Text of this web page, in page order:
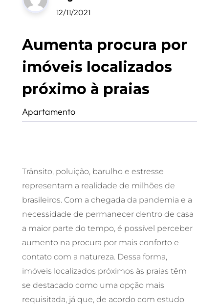
12/11/2021
Aumenta procura por
imóveis localizados
próximo à praias
Apartamento
Trânsito, poluição, barulho e estresse
representam a realidade de milhões de
brasileiros. Com a chegada da pandemia e a
necessidade de permanecer dentro de casa
a maior parte do tempo, é possível perceber
aumento na procura por mais conforto e
contato com a natureza. Dessa forma,
imóveis localizados próximos às praias têm
se destacado como uma opção mais
requisitada, já que, de acordo com estudo